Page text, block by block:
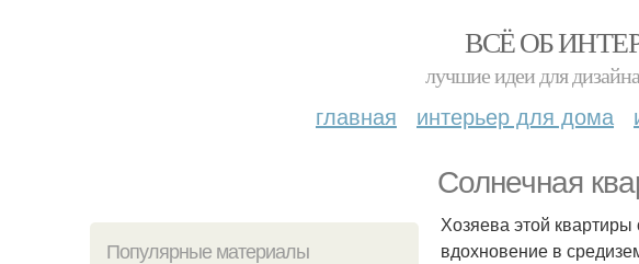
ВСЁ ОБ
лучшие идеи для
главная интерьер для дома
Солнечная
Популярные материалы
Хозяева этой
вдохновение в